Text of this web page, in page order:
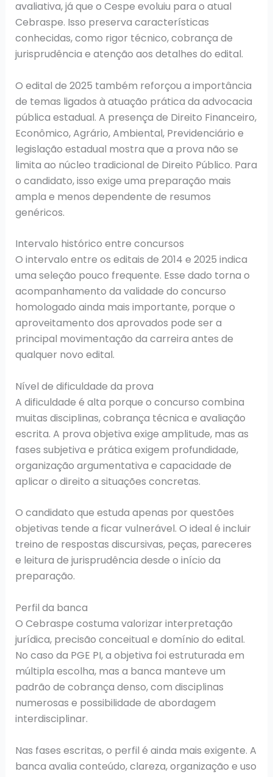
avaliativa, já que o Cespe evoluiu para o atual
Cebraspe. Isso preserva características
conhecidas, como rigor técnico, cobrança de
jurisprudência e atenção aos detalhes do edital.
O edital de 2025 também reforçou a importância
de temas ligados à atuação prática da advocacia
pública estadual. A presença de Direito Financeiro,
Econômico, Agrário, Ambiental, Previdenciário e
legislação estadual mostra que a prova não se
limita ao núcleo tradicional de Direito Público. Para
o candidato, isso exige uma preparação mais
ampla e menos dependente de resumos
genéricos.
Intervalo histórico entre concursos
O intervalo entre os editais de 2014 e 2025 indica
uma seleção pouco frequente. Esse dado torna o
acompanhamento da validade do concurso
homologado ainda mais importante, porque o
aproveitamento dos aprovados pode ser a
principal movimentação da carreira antes de
qualquer novo edital.
Nível de dificuldade da prova
A dificuldade é alta porque o concurso combina
muitas disciplinas, cobrança técnica e avaliação
escrita. A prova objetiva exige amplitude, mas as
fases subjetiva e prática exigem profundidade,
organização argumentativa e capacidade de
aplicar o direito a situações concretas.
O candidato que estuda apenas por questões
objetivas tende a ficar vulnerável. O ideal é incluir
treino de respostas discursivas, peças, pareceres
e leitura de jurisprudência desde o início da
preparação.
Perfil da banca
O Cebraspe costuma valorizar interpretação
jurídica, precisão conceitual e domínio do edital.
No caso da PGE PI, a objetiva foi estruturada em
múltipla escolha, mas a banca manteve um
padrão de cobrança denso, com disciplinas
numerosas e possibilidade de abordagem
interdisciplinar.
Nas fases escritas, o perfil é ainda mais exigente. A
banca avalia conteúdo, clareza, organização e uso